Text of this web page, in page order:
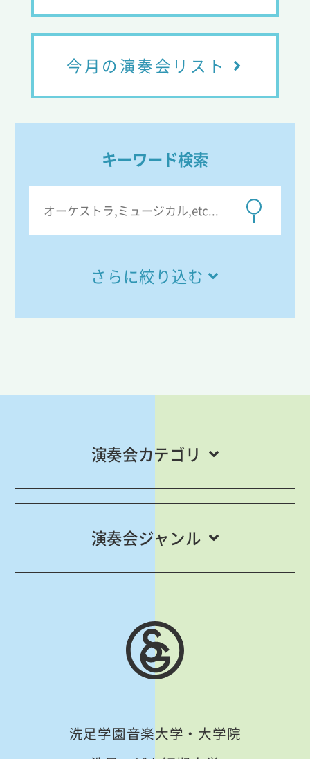
今月の演奏会リスト
キーワード検索
さらに絞り込む
演奏会カテゴリ
演奏会ジャンル
洗足学園音楽大学・大学院